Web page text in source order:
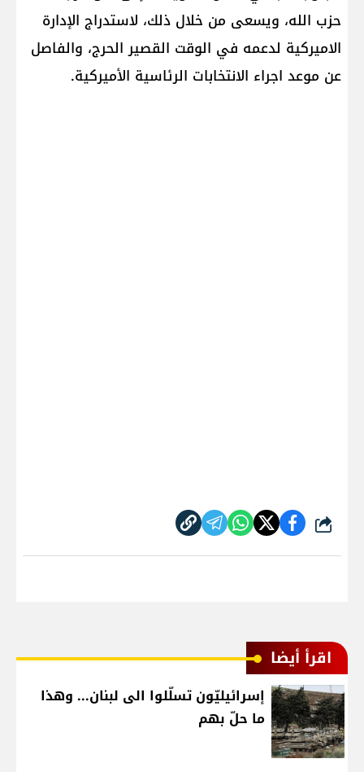
حزب الله، ويسعى من خلال ذلك، لاستدراج الإدارة
الاميركية لدعمه في الوقت القصير الحرج، والفاصل
عن موعد اجراء الانتخابات الرئاسية الأميركية.
شارك
اقرأ أيضا
إسرائيليّون تسلّلوا الى لبنان... وهذا
ما حلّ بهم